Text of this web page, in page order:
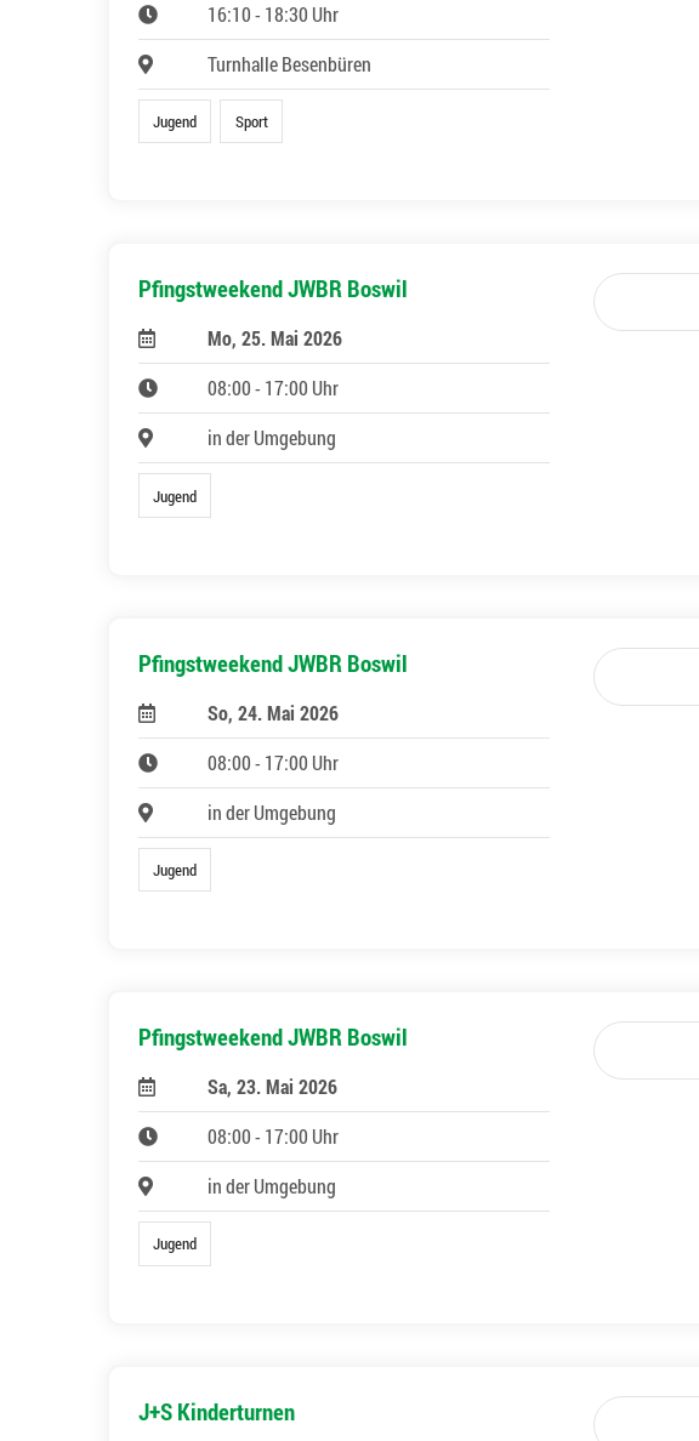
16:10 - 18:30 Uhr
Turnhalle Besenbüren
Jugend Sport
Pfingstweekend JWBR Boswil
Mo, 25. Mai 2026
08:00 - 17:00 Uhr
in der Umgebung
Jugend
Pfingstweekend JWBR Boswil
So, 24. Mai 2026
08:00 - 17:00 Uhr
in der Umgebung
Jugend
Pfingstweekend JWBR Boswil
Sa, 23. Mai 2026
08:00 - 17:00 Uhr
in der Umgebung
Jugend
J+S Kinderturnen